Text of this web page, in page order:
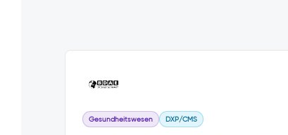
Gesundheitswesen DXP/CMS